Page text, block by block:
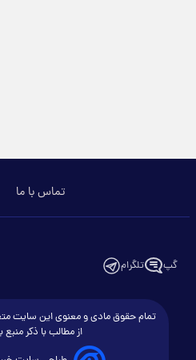
تماس با ما
گپ تلگرام
تمام حقوق مادی و معنوی این سایت
از مطالب با ذکر